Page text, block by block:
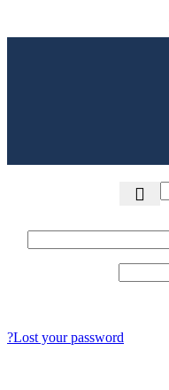
Lost your password?